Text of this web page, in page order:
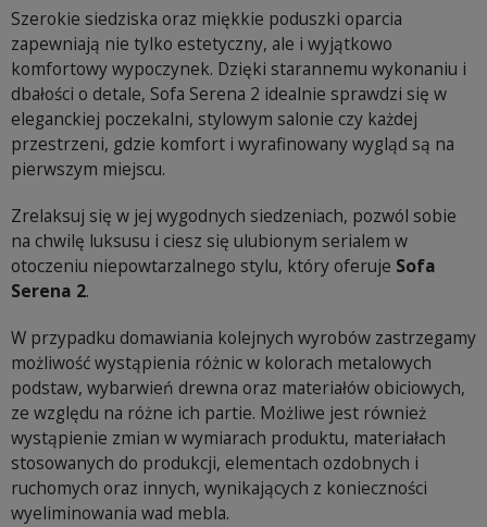
Szerokie siedziska oraz miękkie poduszki oparcia
zapewniają nie tylko estetyczny, ale i wyjątkowo
komfortowy wypoczynek. Dzięki starannemu wykonaniu i
dbałości o detale, Sofa Serena 2 idealnie sprawdzi się w
eleganckiej poczekalni, stylowym salonie czy każdej
przestrzeni, gdzie komfort i wyrafinowany wygląd są na
pierwszym miejscu.
Zrelaksuj się w jej wygodnych siedzeniach, pozwól sobie
na chwilę luksusu i ciesz się ulubionym serialem w
otoczeniu niepowtarzalnego stylu, który oferuje Sofa
Serena 2.
W przypadku domawiania kolejnych wyrobów zastrzegamy
możliwość wystąpienia różnic w kolorach metalowych
podstaw, wybarwień drewna oraz materiałów obiciowych,
ze względu na różne ich partie. Możliwe jest również
wystąpienie zmian w wymiarach produktu, materiałach
stosowanych do produkcji, elementach ozdobnych i
ruchomych oraz innych, wynikających z konieczności
wyeliminowania wad mebla.